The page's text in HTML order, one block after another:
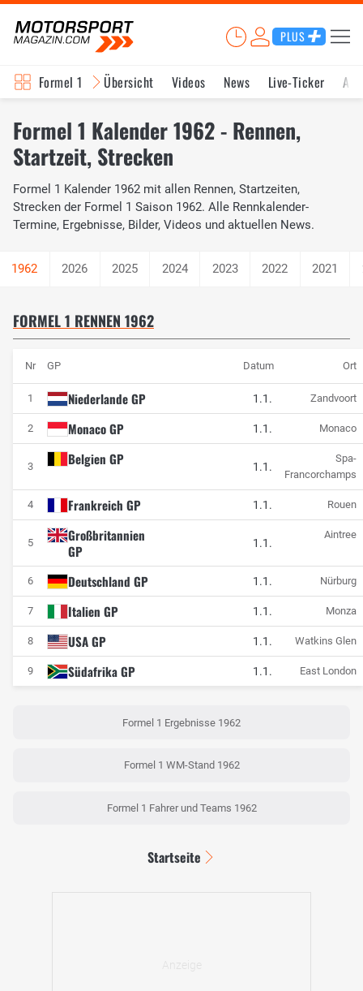
PLUS
Formel 1 Übersicht Videos News Live-Ticker
Formel 1 Kalender 1962 - Rennen,
Startzeit, Strecken
Formel 1 Kalender 1962 mit allen Rennen, Startzeiten,
Strecken der Formel 1 Saison 1962. Alle Rennkalender-
Termine, Ergebnisse, Bilder, Videos und aktuellen News.
2026 2025 2024 2023 2022 2021
FORMEL 1 RENNEN 1962
Nr GP Datum Ort
1 Niederlande GP 1.1. Zandvoort
2 Monaco GP 1.1. Monaco
3 Belgien GP 1.1.
Spa-
Francorchamps
4 Frankreich GP 1.1. Rouen
5
Großbritannien
GP
1.1.
Aintree
6 Deutschland GP 1.1. Nürburg
7 Italien GP 1.1. Monza
8 USA GP 1.1. Watkins Glen
9 Südafrika GP 1.1. East London
Formel 1 Ergebnisse 1962
Formel 1 WM-Stand 1962
Formel 1 Fahrer und Teams 1962
Startseite